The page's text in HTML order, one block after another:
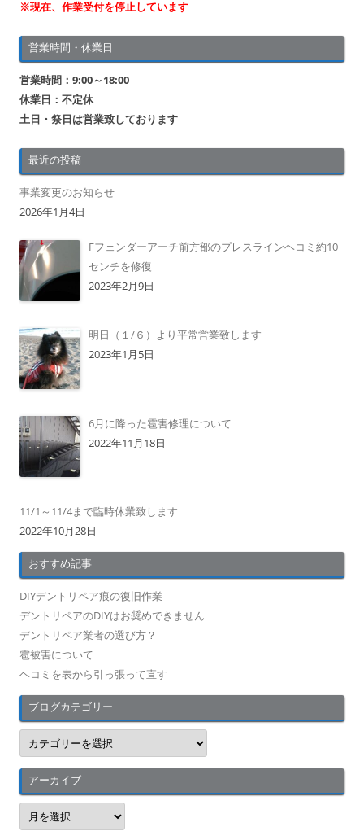
※現在、作業受付を停止しています
営業時間・休業日
営業時間：9:00～18:00
休業日：不定休
土日・祭日は営業致しております
最近の投稿
事業変更のお知らせ
2026年1月4日
Fフェンダーアーチ前方部のプレスラインヘコミ約10
センチを修復
2023年2月9日
明日（１/６）より平常営業致します
2023年1月5日
6月に降った雹害修理について
2022年11月18日
11/1～11/4まで臨時休業致します
2022年10月28日
おすすめ記事
DIYデントリペア痕の復旧作業
デントリペアのDIYはお奨めできません
デントリペア業者の選び方？
雹被害について
ヘコミを表から引っ張って直す
ブログカテゴリー
ブ
ロ
グ
カ
テ
ゴ
リ
アーカイブ
ア
ー
カ